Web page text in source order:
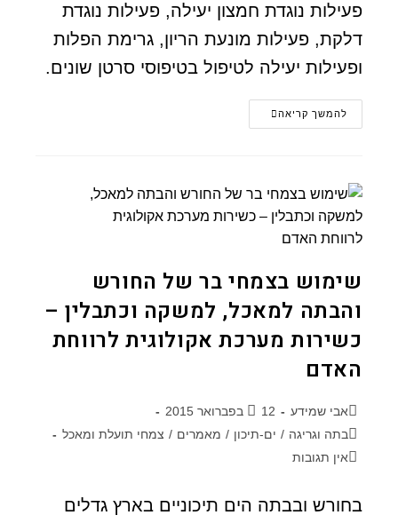
פעילות נוגדת חמצון יעילה, פעילות נוגדת
דלקת, פעילות מונעת הריון, גרימת הפלות
ופעילות יעילה לטיפול בטיפוסי סרטן שונים.
להמשך קריאה
שימוש בצמחי בר של החורש
והבתה למאכל, למשקה וכתבלין –
כשירות מערכת אקולוגית לרווחת
האדם
אבי שמידע
12 בפברואר 2015
בתה וגריגה / ים-תיכון / מאמרים / צמחי תועלת ומאכל
אין תגובות
בחורש ובבתה הים תיכוניים בארץ גדלים